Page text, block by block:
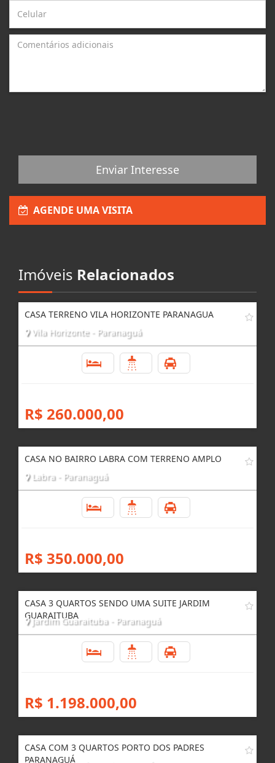
Enviar Interesse
AGENDE UMA VISITA
Imóveis Relacionados
CASA TERRENO VILA HORIZONTE PARANAGUA
Vila Horizonte - Paranaguá
R$ 260.000,00
CASA NO BAIRRO LABRA COM TERRENO AMPLO
Labra - Paranaguá
R$ 350.000,00
CASA 3 QUARTOS SENDO UMA SUITE JARDIM
GUARAITUBA
Jardim Guaraituba - Paranaguá
R$ 1.198.000,00
CASA COM 3 QUARTOS PORTO DOS PADRES
PARANAGUÁ